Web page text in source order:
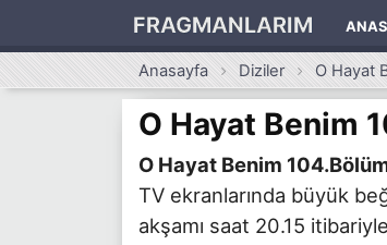
FRAGMANLARIM
Anasayfa Diziler O Hayat
O Hayat Benim
O Hayat Benim
TV ekranlarında büyük
akşamı saat 20.15